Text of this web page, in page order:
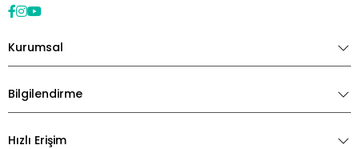
Kurumsal
Bilgilendirme
Hızlı Erişim